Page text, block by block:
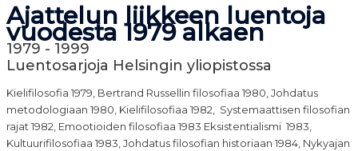
Ajattelun liikkeen luentoja
vuodesta 1979 alkaen
1979 - 1999
Luentosarjoja Helsingin yliopistossa
Kielifilosofia 1979, Bertrand Russellin filosofiaa 1980, Johdatus
metodologiaan 1980, Kielifilosofiaa 1982, Systemaattisen filosofian
rajat 1982, Emootioiden filosofiaa 1983 Eksistentialismi 1983,
Kultuurifilosofiaa 1983, Johdatus filosofian historiaan 1984, Nykyajan